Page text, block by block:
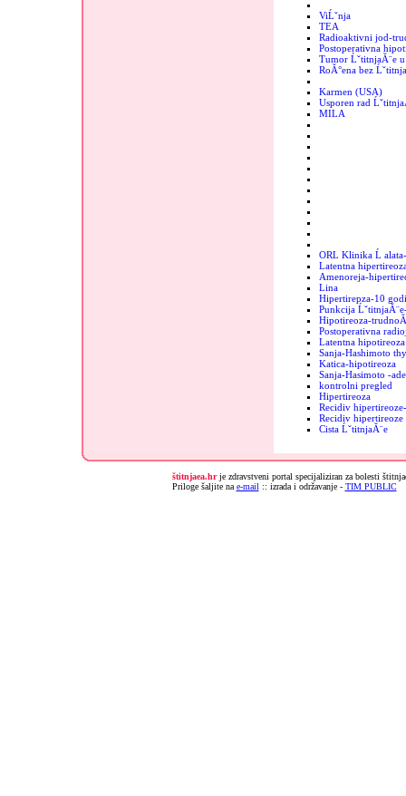
ViĹˇnja
TEA
Radioaktivni jod-
Postoperativna
Tumor ĹˇtitnjaĂ¨e
RoĂ°ena bez
Karmen (USA)
Usporen rad
MILA
ORL Klinika Ĺ
Latentna
Amenoreja-
Lina
Hipertirepza-10
Punkcija
Hipotireoza-
Postoperativna
Latentna hipotireoza
Sanja-Hashimoto
Katica-hipotireoza
Sanja-Hasimoto -
kontrolni pregled
Hipertireoza
Recidiv
Recidiv hipertireoze
Cista ĹˇtitnjaĂ¨e
štitnjaea.hrje zdravstveni portal specijaliziran za bolesti
Priloge šaljite na e-mail :: izrada i održavanje - TIM PUBLIC